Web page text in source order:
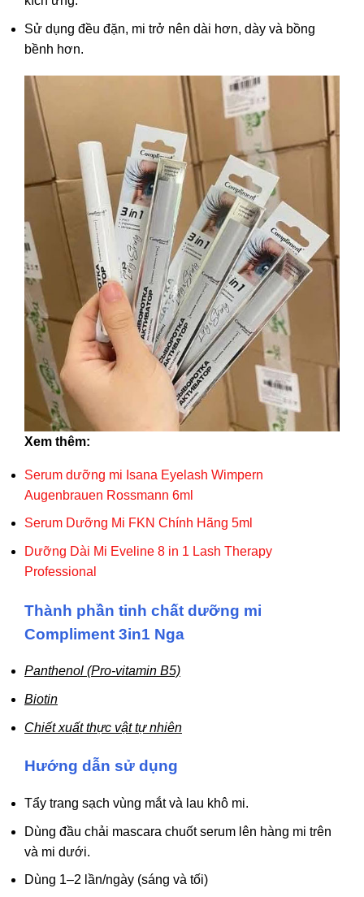
Sử dụng đều đặn, mi trở nên dài hơn, dày và bồng
bềnh hơn.
Xem thêm:
Serum dưỡng mi Isana Eyelash Wimpern
Augenbrauen Rossmann 6ml
Serum Dưỡng Mi FKN Chính Hãng 5ml
Dưỡng Dài Mi Eveline 8 in 1 Lash Therapy
Professional
Thành phần tinh chất dưỡng mi
Compliment 3in1 Nga
Panthenol (Pro-vitamin B5)
Biotin
Chiết xuất thực vật tự nhiên
Hướng dẫn sử dụng
Tẩy trang sạch vùng mắt và lau khô mi.
Dùng đầu chải mascara chuốt serum lên hàng mi trên
và mi dưới.
Dùng 1–2 lần/ngày (sáng và tối)